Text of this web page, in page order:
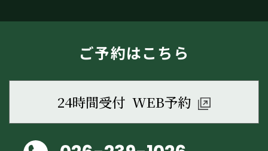
ご予約はこちら
24時間受付 WEB予約